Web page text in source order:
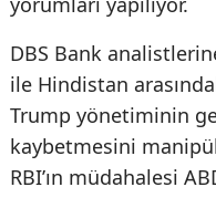
DBS Bank
ile Hindistan
Trump yönetiminin
kaybetmesini
RBI’ın müdahalesi